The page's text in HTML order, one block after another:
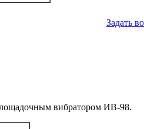
Задать
вибратором ИВ-98.